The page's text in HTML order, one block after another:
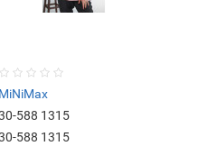
MiNiMax
588 1315
588 1315